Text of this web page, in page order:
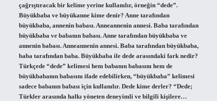
çağrıştıracak bir kelime yerine kullanılır, örneğin “dede”.
Büyükbaba ve büyükanne kime denir? Anne tarafından
büyükbaba, annenin babası. Anneannenin annesi. Baba tarafından
büyükbaba ve babanın babası. Anne tarafından büyükbaba ve
annenin babası. Anneannenin annesi. Baba tarafından büyükbaba,
baba tarafından baba. Büyükbaba ile dede arasındaki fark nedir?
Türkçede “dede” kelimesi hem babanın babasını hem de
büyükbabanın babasını ifade edebilirken, “büyükbaba” kelimesi
sadece babanın babası için kullanılır. Dede kime derler? “Dede;
Türkler arasında halkı yöneten deneyimli ve bilgili kişilere…